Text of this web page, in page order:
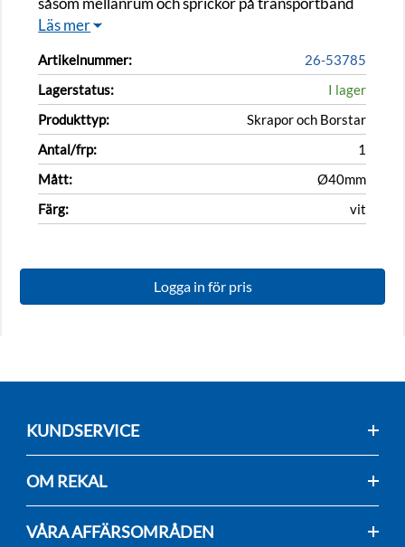
Läs mer
Artikelnummer:
26-53785
Lagerstatus:
I lager
Produkttyp:
Skrapor och Borstar
Antal/frp:
1
Mått:
Ø40mm
Färg:
vit
Logga in för pris
KUNDSERVICE
OM REKAL
VÅRA AFFÄRSOMRÅDEN